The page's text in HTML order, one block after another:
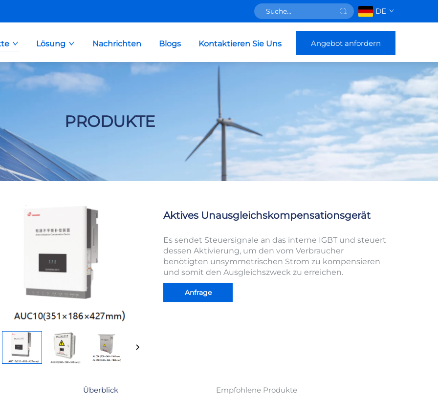
DE
Lösung Nachrichten Blogs Kontaktieren Sie Uns Angebot anfordern
PRODUKTE
Aktives Unausgleichskompensationsgerät
Es sendet Steuersignale an das interne IGBT und steuert
dessen Aktivierung, um den vom Verbraucher
benötigten unsymmetrischen Strom zu kompensieren
und somit den Ausgleichszweck zu erreichen.
Anfrage
Überblick Empfohlene Produkte